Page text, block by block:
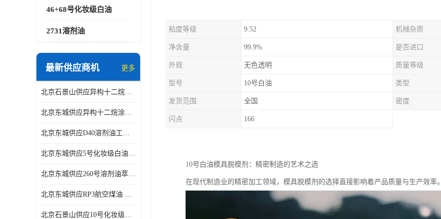
46+68号化妆级白油
2731溶剂油
最新供应商机 更多
北京石景山供应异构十二烷香精助剂
北京东城供应异构十二烷涂料胶粘油墨稀释剂
北京东城供应D40溶剂油工业金属清洗
北京东城供应5号化妆级白油钻井液润滑剂
北京东城供应260号溶剂油萃取溶剂油金属萃取剂
北京东城供应RP3航空煤油 高含量国标工业级航空煤油燃料油 无色透明
北京石景山供应10号化妆级白油高精密机械润滑油
粘度等级 9.52 机械杂质
净含量 99.9% 是否进口
外观 无色透明 质量等级
型号 10号白油 类型
发货范围 全国 密度
闪点 166
10号白油模具脱模剂：精密制造的艺术之选
在现代制造业的精密加工领域，模具脱模剂的选择直接影响着产品质量与生产效率。